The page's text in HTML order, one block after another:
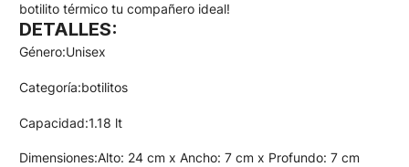
botilito térmico tu compañero ideal!
DETALLES:
Género:Unisex
Categoría:botilitos
Capacidad:1.18 lt
Dimensiones:Alto: 24 cm x Ancho: 7 cm x Profundo: 7 cm